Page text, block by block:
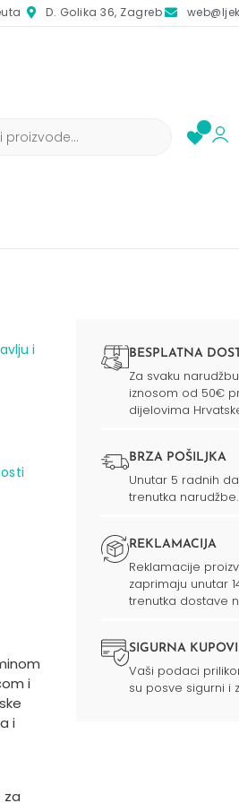
D. Golika 36, Zagreb
i
i
i
za
BESPLATNA
Za svaku
iznosom od 50€
dijelovima
BRZA POŠILJKA
Unutar 5 radnih
trenutka narudžbe.
REKLAMACIJA
Reklamacije
zaprimaju unutar
trenutka dostave
SIGURNA
Vaši podaci
su posve sigurni i